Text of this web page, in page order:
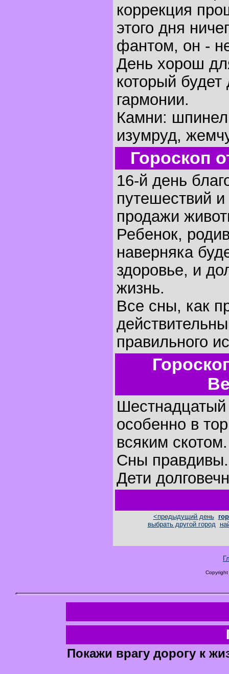
коррекция
этого дня
фантом, он -
День хорош
который
гармонии.
Камни:
изумруд,
Гороскоп
16-й день
путешествий
продажи
Ребенок,
наверняка
здоровье, и
жизнь.
Все сны, как
правильного
Шестнадцатый
особенно в
всяким скотом.
Сны правдивы.
Дети
<предыдущий день
выбрать другой город
Покажи врагу дорогу к